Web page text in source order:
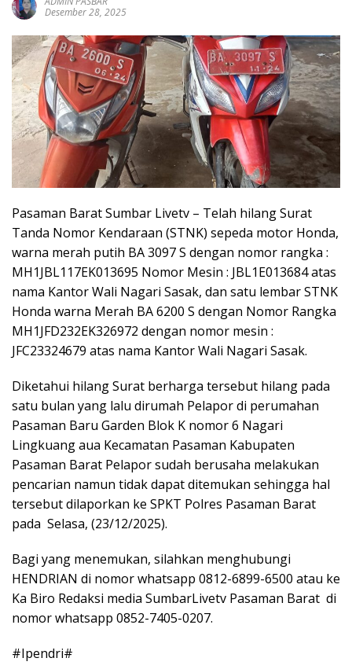
sumbar
live
Desember 28, 2025
Pasaman Barat Sumbar Livetv – Telah hilang Surat
Tanda Nomor Kendaraan (STNK) sepeda motor Honda,
warna merah putih BA 3097 S dengan nomor rangka :
MH1JBL117EK013695 Nomor Mesin : JBL1E013684 atas
nama Kantor Wali Nagari Sasak, dan satu lembar STNK
Honda warna Merah BA 6200 S dengan Nomor Rangka
MH1JFD232EK326972 dengan nomor mesin :
JFC23324679 atas nama Kantor Wali Nagari Sasak.
Diketahui hilang Surat berharga tersebut hilang pada
satu bulan yang lalu dirumah Pelapor di perumahan
Pasaman Baru Garden Blok K nomor 6 Nagari
Lingkuang aua Kecamatan Pasaman Kabupaten
Pasaman Barat Pelapor sudah berusaha melakukan
pencarian namun tidak dapat ditemukan sehingga hal
tersebut dilaporkan ke SPKT Polres Pasaman Barat
pada Selasa, (23/12/2025).
Bagi yang menemukan, silahkan menghubungi
HENDRIAN di nomor whatsapp 0812-6899-6500 atau ke
Ka Biro Redaksi media SumbarLivetv Pasaman Barat di
nomor whatsapp 0852-7405-0207.
#Ipendri#